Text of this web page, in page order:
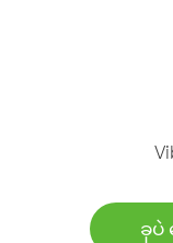
ခုပဲ